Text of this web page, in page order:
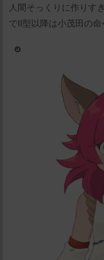
人間そっくりに作りす
でII型以降は小茂田の命